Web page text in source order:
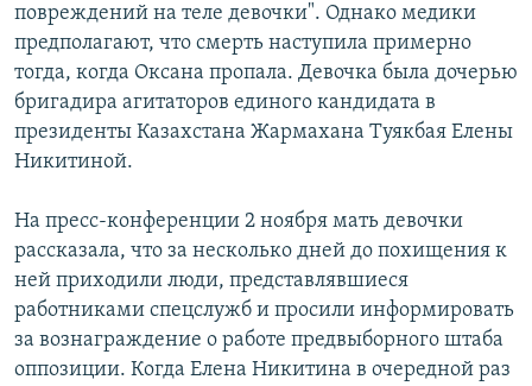
повреждений на теле девочки". Однако медики
предполагают, что смерть наступила примерно
тогда, когда Оксана пропала. Девочка была дочерью
бригадира агитаторов единого кандидата в
президенты Казахстана Жармахана Туякбая Елены
Никитиной.
На пресс-конференции 2 ноября мать девочки
рассказала, что за несколько дней до похищения к
ней приходили люди, представлявшиеся
работниками спецслужб и просили информировать
за вознаграждение о работе предвыборного штаба
оппозиции. Когда Елена Никитина в очередной раз